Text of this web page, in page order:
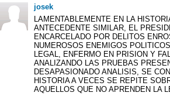
josek
LAMENTABLEMENTE EN LA
ANTECEDENTE SIMILAR, EL
ENCARCELADO POR DELITOS
NUMEROSOS ENEMIGOS
LEGAL, ENFERMO EN PRISION Y
ANALIZANDO LAS PRUEBAS
DESAPASIONADO ANALISIS, SE
HISTORIA A VECES SE REPITE
AQUELLOS QUE NO APRENDEN LA